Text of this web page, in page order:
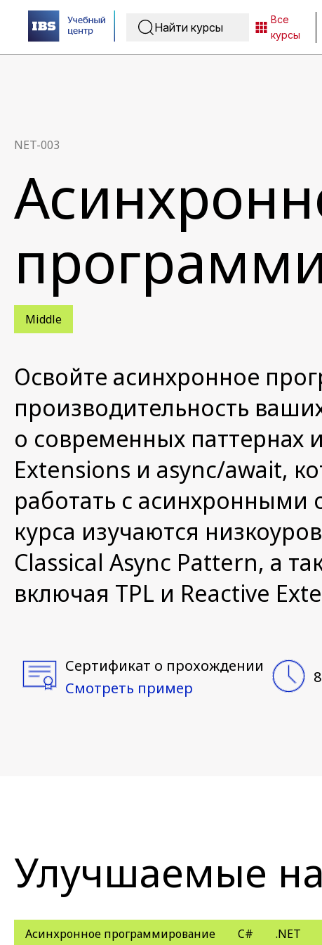
Все
курсы
NET-003
Middle
Освойте асинхронное
производительность
о современных паттернах
Extensions и async/await,
работать с
курса изучаются
Classical Async Pattern, а
включая TPL и Reactive
Сертификат о прохождении
Смотреть пример
Улучшаемые
Асинхронное программирование C# .NET